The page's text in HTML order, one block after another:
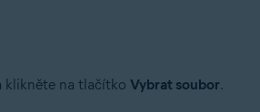
klikněte na tlačítko Vybrat soubor.